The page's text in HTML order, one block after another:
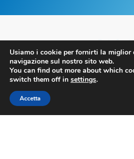
Contatti
Usiamo i cookie per fornirti la miglior
navigazione sul nostro sito web.
You can find out more about which
switch them off in settings.
Accetta